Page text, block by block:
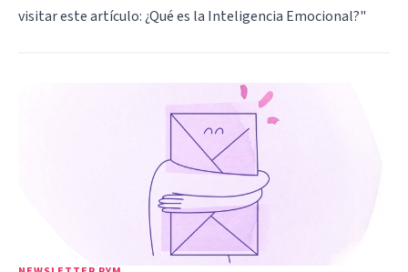
visitar este artículo:¿Qué es la Inteligencia Emocional?"